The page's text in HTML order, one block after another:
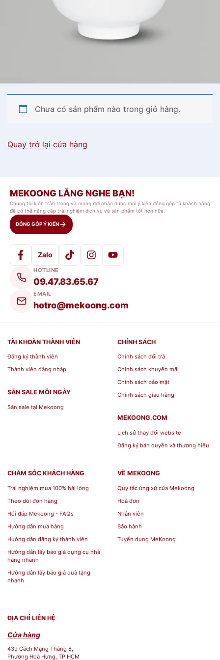
Chưa có sản phẩm nào trong giỏ hàng.
Quay trở lại cửa hàng
MEKOONG LẮNG NGHE BẠN!
Chúng tôi luôn trân trọng và mong đợi nhận được mọi ý kiến đóng góp từ khách hàng
để có thể nâng cấp trải nghiệm dịch vụ và sản phẩm tốt hơn nữa.
ĐÓNG GÓP Ý KIẾN
Zalo
HOTLINE
09.47.83.65.67
EMAIL
hotro@mekoong.com
TÀI KHOÀN THÀNH VIÊN
Đăng ký thành viên
Thành viên đăng nhập
SĂN SALE MỖI NGÀY
Săn sale tại Mekoong
CHÍNH SÁCH
Chính sách đổi trả
Chính sách khuyến mãi
Chính sách bảo mật
Chính sách giao hàng
MEKOONG.COM
Lịch sử thay đổi website
Đăng ký bản quyền và thương hiệu
CHĂM SÓC KHÁCH HÀNG
Trải nghiệm mua 100% hài lòng
Theo dõi đơn hàng
Hỏi đáp Mekoong - FAQs
Hướng dẫn mua hàng
Huóng dẫn đăng ký thành viên
Hướng dẫn lấy báo giá dụng cụ nhà
hàng nhanh
Hướng dẫn lấy báo giá quà tặng
nhanh
VỀ MEKOONG
Quy tắc ứng xử của Mekoong
Hoá đơn
Nhân viên
Bảo hành
Tuyển dụng MeKoong
ĐỊA CHỈ LIÊN HỆ
Cửa hàng
439 Cách Mạng Tháng 8,
Phường Hoà Hưng, TP.HCM